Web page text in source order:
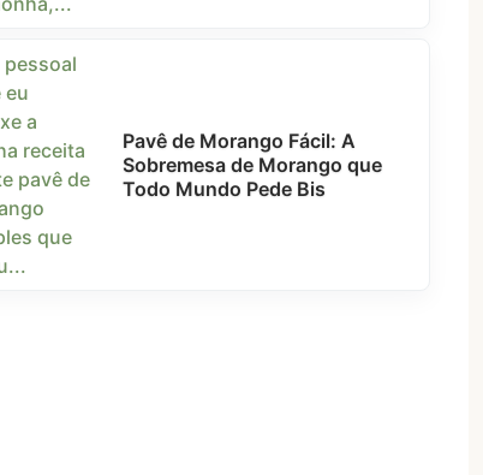
Pavê de Morango Fácil: A
Sobremesa de Morango que
Todo Mundo Pede Bis